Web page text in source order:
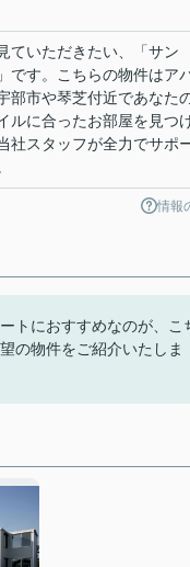
ていただきたい、「サ
す。こちらの物件はア
部市や琴芝付近であなた
ルに合ったお部屋を見つ
社スタッフが全力でサポ
情報
トにおすすめなのが、こ
の物件をご紹介いたしま